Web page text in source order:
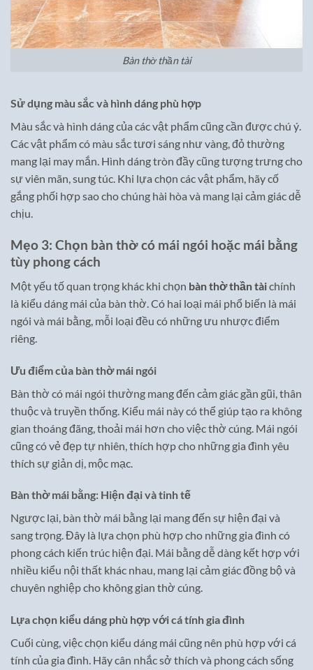
Bàn thờ thần tài
Sử dụng màu sắc và hình dáng phù hợp
Màu sắc và hình dáng của các vật phẩm cũng cần được chú ý.
Các vật phẩm có màu sắc tươi sáng như vàng, đỏ thường
mang lại may mắn. Hình dáng tròn đầy cũng tượng trưng cho
sự viên mãn, sung túc. Khi lựa chọn các vật phẩm, hãy cố
gắng phối hợp sao cho chúng hài hòa và mang lại cảm giác dễ
chịu.
Mẹo 3: Chọn bàn thờ có mái ngói hoặc mái bằng
tùy phong cách
Một yếu tố quan trọng khác khi chọn bàn thờ thần tàichính
là kiểu dáng mái của bàn thờ. Có hai loại mái phổ biến là mái
ngói và mái bằng, mỗi loại đều có những ưu nhược điểm
riêng.
Ưu điểm của bàn thờ mái ngói
Bàn thờ có mái ngói thường mang đến cảm giác gần gũi, thân
thuộc và truyền thống. Kiểu mái này có thể giúp tạo ra không
gian thoáng đãng, thoải mái hơn cho việc thờ cúng. Mái ngói
cũng có vẻ đẹp tự nhiên, thích hợp cho những gia đình yêu
thích sự giản dị, mộc mạc.
Bàn thờ mái bằng: Hiện đại và tinh tế
Ngược lại, bàn thờ mái bằng lại mang đến sự hiện đại và
sang trọng. Đây là lựa chọn phù hợp cho những gia đình có
phong cách kiến trúc hiện đại. Mái bằng dễ dàng kết hợp với
nhiều kiểu nội thất khác nhau, mang lại cảm giác đồng bộ và
chuyên nghiệp cho không gian thờ cúng.
Lựa chọn kiểu dáng phù hợp với cá tính gia đình
Cuối cùng, việc chọn kiểu dáng mái cũng nên phù hợp với cá
tính của gia đình. Hãy cân nhắc sở thích và phong cách sống